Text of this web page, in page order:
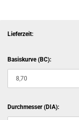
Lieferzeit:
Basiskurve (BC):
Durchmesser (DIA):